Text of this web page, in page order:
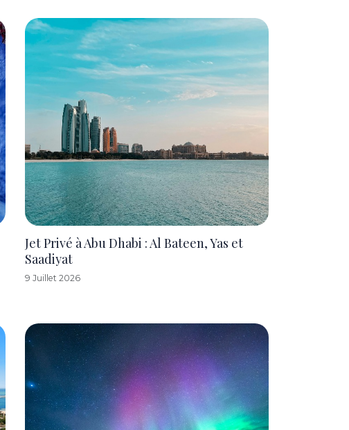
Jet Privé à Abu Dhabi : Al Bateen, Yas et
Saadiyat
9 Juillet 2026